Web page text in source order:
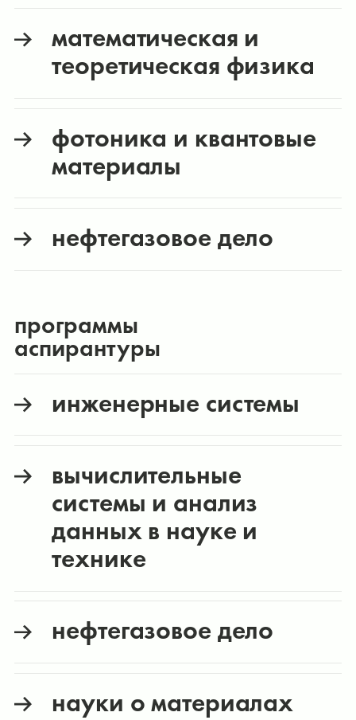
математическая и
теоретическая физика
фотоника и квантовые
материалы
нефтегазовое дело
программы
аспирантуры
инженерные системы
вычислительные
системы и анализ
данных в науке и
технике
нефтегазовое дело
науки о материалах